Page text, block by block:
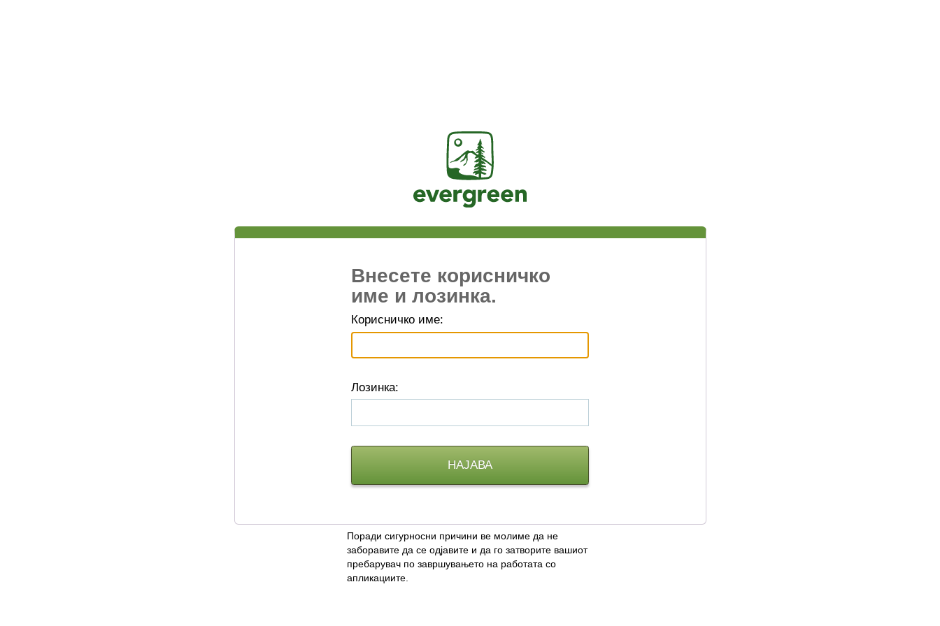
Jasig
Внесете корисничко
име и лозинка.
Корисничко име:
Лозинка:
Поради сигурносни причини ве молиме да не
заборавите да се одјавите и да го затворите вашиот
пребарувач по завршувањето на работата со
апликациите.